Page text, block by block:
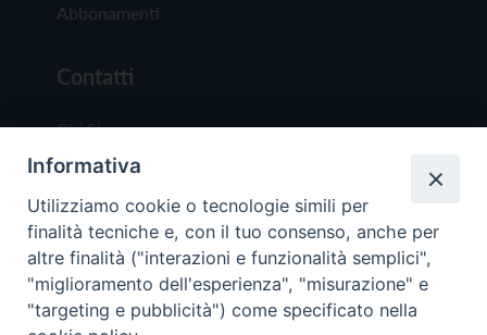
Abbonamenti
Contatti
Chi Siamo
Redazione
Scrivici
Informativa
Utilizziamo cookie o tecnologie simili per
finalità tecniche e, con il tuo consenso, anche per
altre finalità ("interazioni e funzionalità semplici",
"miglioramento dell'esperienza", "misurazione" e
"targeting e pubblicità") come specificato nella